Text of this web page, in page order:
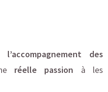
l’accompagnement des
réelle passion à les